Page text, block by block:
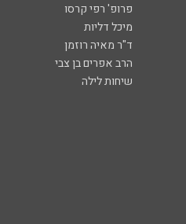
פרופ' רפי קרסו
מיכל דליות
ד"ר מאיה רוזמן
הרב אפרים בן צבי
שיחות לילה